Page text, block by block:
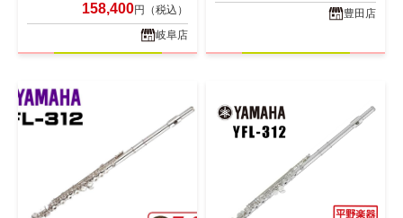
158,400円（税込）
岐阜店
豊田店